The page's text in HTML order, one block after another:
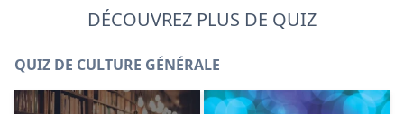
DÉCOUVREZ PLUS DE QUIZ
QUIZ DE CULTURE GÉNÉRALE